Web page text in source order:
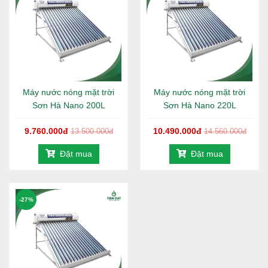
tốt, đảm bảo độ ổn định và an toàn khi lắp đặt ngoài
trời trong thời gian dài.
Công nghệ sản xuất:
Ứng dụng dây chuyền hiện
đại của Sơn Hà cùng quy trình kiểm soát chất lượng
nghiêm ngặt, tối ưu độ bền và hiệu suất hoạt động.
Bảo hành:Chính hãng Sơn Hà 5 năm.
Máy nước nóng mặt trời
Sơn Hà Nano 200L
9.760.000đ 13.500.000đ
Đặt mua
Máy nước nóng mặt trời
Sơn Hà Nano 220L
10.490.000đ 14.560.000đ
Đặt mua
-27%